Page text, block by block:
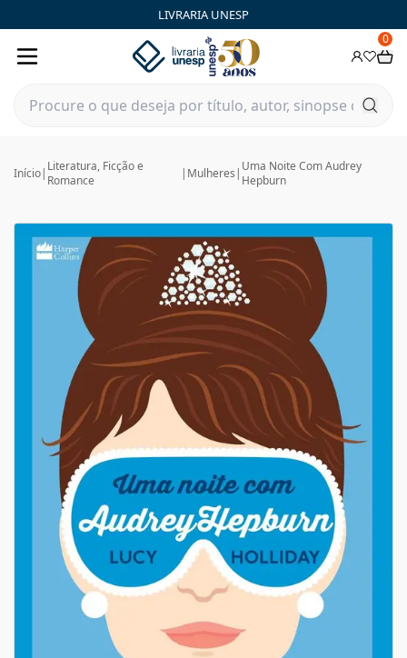
LIVRARIA UNESP
0
Início| Literatura, Ficção e
Romance
| Mulheres | Uma Noite Com Audrey
Hepburn